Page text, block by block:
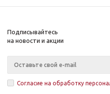
Подписывайтесь
на новости и акции
Согласие на обработку